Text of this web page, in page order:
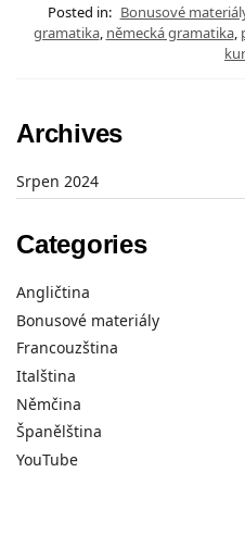
Posted in: Bonusové
gramatika, německá gramatika,
Archives
Srpen 2024
Categories
Angličtina
Bonusové materiály
Francouzština
Italština
Němčina
Španělština
YouTube